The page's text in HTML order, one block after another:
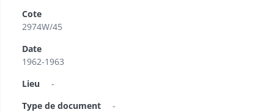
Cote
2974W/45
Date
1962-1963
Lieu
-
Type de document
-